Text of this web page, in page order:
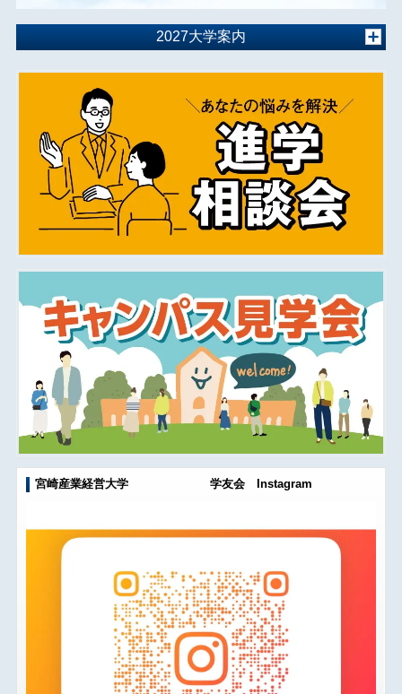
2027大学案内
宮崎産業経営大学 学友会 Instagram